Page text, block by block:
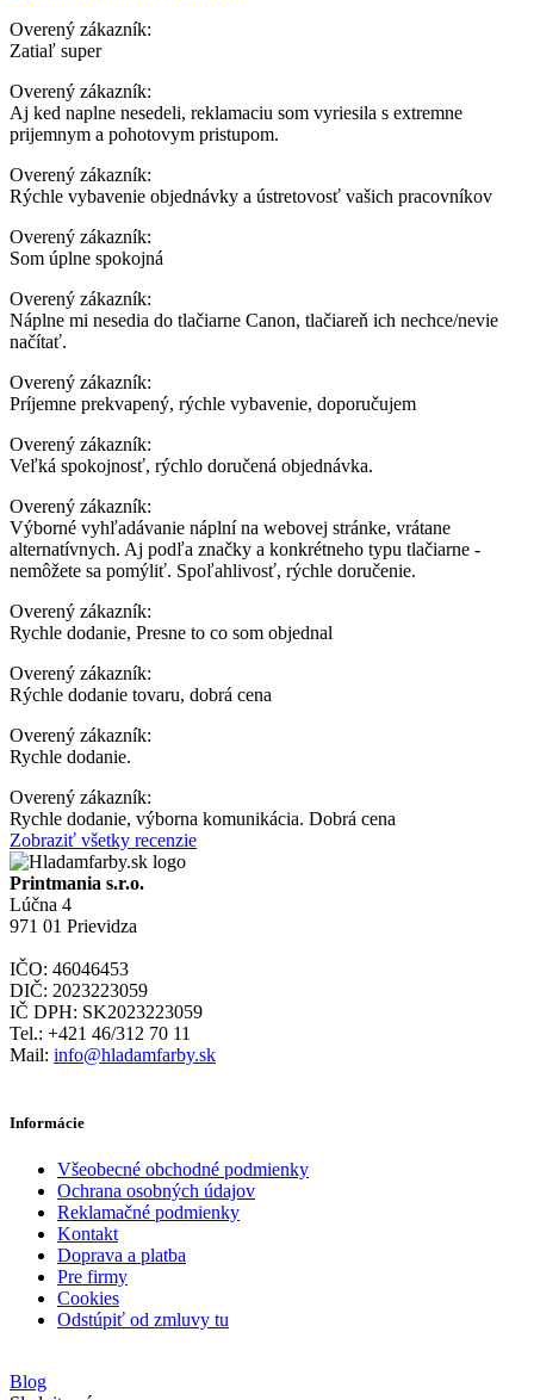
Overený zákazník:
Zatiaľ super
Overený zákazník:
Aj ked naplne nesedeli, reklamaciu som vyriesila s extremne
prijemnym a pohotovym pristupom.
Overený zákazník:
Rýchle vybavenie objednávky a ústretovosť vašich pracovníkov
Overený zákazník:
Som úplne spokojná
Overený zákazník:
Náplne mi nesedia do tlačiarne Canon, tlačiareň ich nechce/nevie
načítať.
Overený zákazník:
Príjemne prekvapený, rýchle vybavenie, doporučujem
Overený zákazník:
Veľká spokojnosť, rýchlo doručená objednávka.
Overený zákazník:
Výborné vyhľadávanie náplní na webovej stránke, vrátane
alternatívnych. Aj podľa značky a konkrétneho typu tlačiarne -
nemôžete sa pomýliť. Spoľahlivosť, rýchle doručenie.
Overený zákazník:
Rychle dodanie, Presne to co som objednal
Overený zákazník:
Rýchle dodanie tovaru, dobrá cena
Overený zákazník:
Rychle dodanie.
Overený zákazník:
Rychle dodanie, výborna komunikácia. Dobrá cena
Zobraziť všetky recenzie
Printmania s.r.o.
Lúčna 4
971 01 Prievidza
IČO: 46046453
DIČ: 2023223059
IČ DPH: SK2023223059
Tel.: +421 46/312 70 11
Mail: info@hladamfarby.sk
Informácie
Všeobecné obchodné podmienky
Ochrana osobných údajov
Reklamačné podmienky
Kontakt
Doprava a platba
Pre firmy
Cookies
Odstúpiť od zmluvy tu
Blog